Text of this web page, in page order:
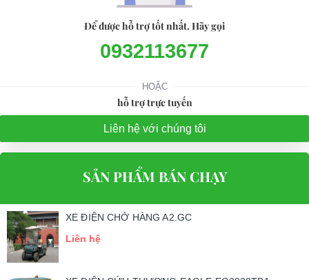
Để được hỗ trợ tốt nhất. Hãy gọi
0932113677
HOẶC
hỗ trợ trực tuyến
Liên hệ với chúng tôi
SẢN PHẨM BÁN CHẠY
XE ĐIỆN CHỞ HÀNG A2.GC
Liên hệ